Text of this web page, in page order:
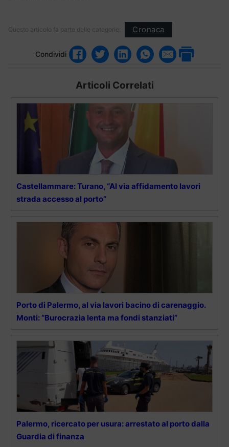
Questo articolo fa parte delle categorie: Cronaca
Condividi
Articoli Correlati
Castellammare: Turano, “Al via affidamento lavori
strada accesso al porto”
Porto di Palermo, al via lavori bacino di carenaggio.
Monti: “Burocrazia lenta ma fondi stanziati”
Palermo, ricercato per usura: arrestato al porto dalla
Guardia di finanza